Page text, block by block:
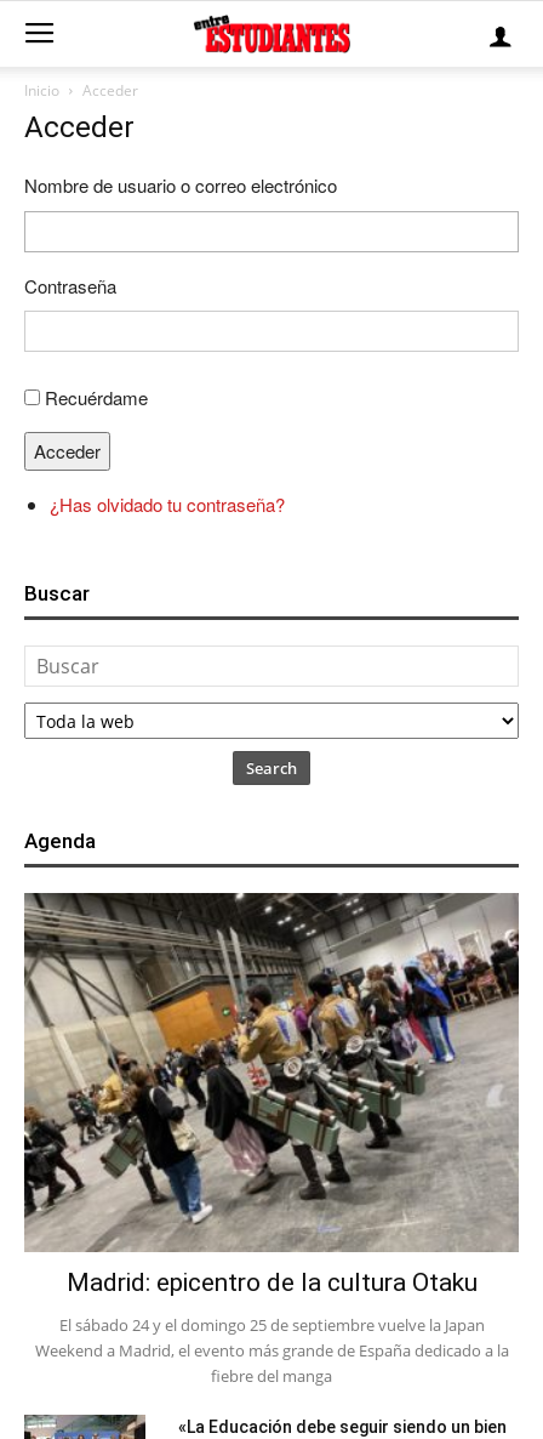
Inicio Acceder
Acceder
Nombre de usuario o correo electrónico
Contraseña
Recuérdame
Acceder
¿Has olvidado tu contraseña?
Buscar
Search
Agenda
Madrid: epicentro de la cultura Otaku
El sábado 24 y el domingo 25 de septiembre vuelve la Japan
Weekend a Madrid, el evento más grande de España dedicado a la
fiebre del manga
«La Educación debe seguir siendo un bien